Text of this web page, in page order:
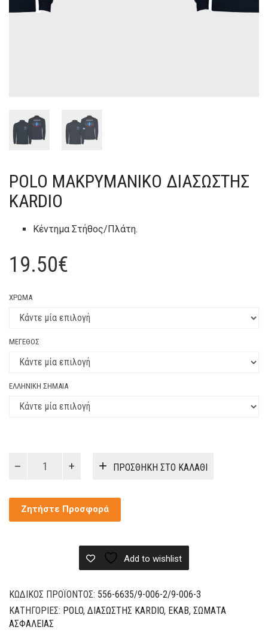
POLO ΜΑΚΡΥΜΆΝΙΚΟ ΔΙΑΣΏΣΤΗΣ
KARDIO
Κέντημα Στήθος/Πλάτη.
19.50€
ΧΡΏΜΑ
ΜΈΓΕΘΟΣ
ΕΛΛΗΝΙΚΉ ΣΗΜΑΊΑ
Μακρυμάνικο
Kardio
ποσότητα
ΠΡΟΣΘΉΚΗ ΣΤΟ ΚΑΛΆΘΙ
Ζητήστε Προσφορά
Add to wishlist
ΚΩΔΙΚΌΣ ΠΡΟΪΌΝΤΟΣ: 556-6635/9-006-2/9-006-3
ΚΑΤΗΓΟΡΊΕΣ: POLO, ΔΙΑΣΏΣΤΗΣ KARDIO, ΕΚΑΒ, ΣΏΜΑΤΑ
ΑΣΦΑΛΕΊΑΣ